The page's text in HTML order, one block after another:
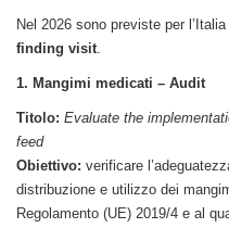
Nel 2026 sono previste per l’Italia
finding visit.
1. Mangimi medicati – Audit
Titolo: Evaluate the
feed
Obiettivo: verificare
distribuzione e utilizzo dei
Regolamento (UE) 2019/4 e al